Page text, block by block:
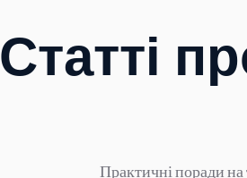
Статті
Практичні поради на